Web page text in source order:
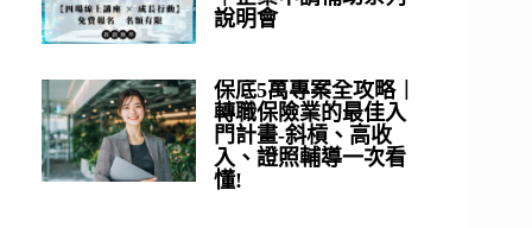
說明會
保底5萬專案全攻略｜
轉職保險業的最佳入
門計畫-斜槓、高收
入、證照輔導一次看
懂!